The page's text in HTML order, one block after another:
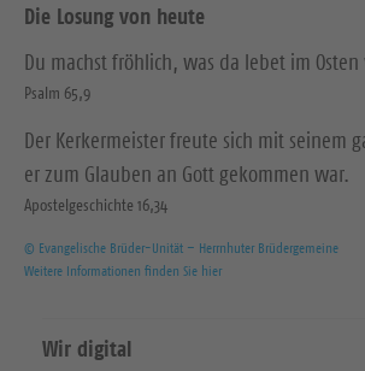
Die Losung von heute
Du machst fröhlich, was da lebet im
Psalm 65,9
Der Kerkermeister freute sich mit seinem
er zum Glauben an Gott gekommen war.
Apostelgeschichte 16,34
© Evangelische Brüder-Unität – Herrnhuter Brüdergemeine
Weitere Informationen finden Sie hier
Wir digital